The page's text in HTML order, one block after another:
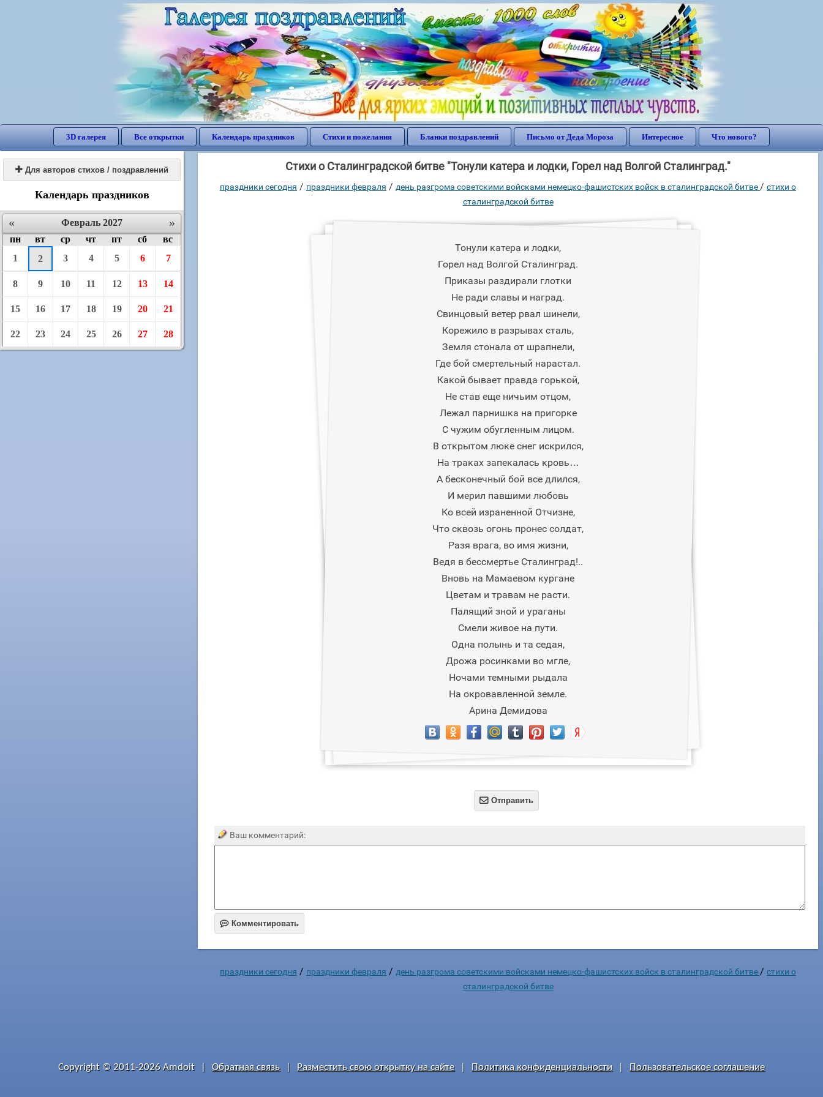
3D галерея Все открытки Календарь праздников Стихи и пожелания Бланки поздравлений Письмо от Деда Мороза Интересное Что нового?
 Для авторов стихов / поздравлений
Календарь праздников
« »
Февраль 2027
пн
вт ср чт пт сб
вс
1
2 3 4 5 6 7
8 9 10 11 12 13 14
15 16 17 18 19 20 21
22 23 24 25 26 27 28
Стихи о Сталинградской битве "Тонули катера и лодки, Горел над Волгой Сталинград."
праздники сегодня / праздники февраля / день разгрома советскими войсками немецко-фашистских войск в сталинградской битве/ стихи о
сталинградской битве
Тонули катера и лодки,
Горел над Волгой Сталинград.
Приказы раздирали глотки
Не ради славы и наград.
Свинцовый ветер рвал шинели,
Корежило в разрывах сталь,
Земля стонала от шрапнели,
Где бой смертельный нарастал.
Какой бывает правда горькой,
Не став еще ничьим отцом,
Лежал парнишка на пригорке
С чужим обугленным лицом.
В открытом люке снег искрился,
На траках запекалась кровь…
А бесконечный бой все длился,
И мерил павшими любовь
Ко всей израненной Отчизне,
Что сквозь огонь пронес солдат,
Разя врага, во имя жизни,
Ведя в бессмертье Сталинград!..
Вновь на Мамаевом кургане
Цветам и травам не расти.
Палящий зной и ураганы
Смели живое на пути.
Одна полынь и та седая,
Дрожа росинками во мгле,
Ночами темными рыдала
На окровавленной земле.
Арина Демидова
 Отправить
Ваш комментарий:
 Комментировать
праздники сегодня / праздники февраля / день разгрома советскими войсками немецко-фашистских войск в сталинградской битве/ стихи о
сталинградской битве
Copyright © 2011-2026 Amdoit Обратная связь Разместить свою открытку на сайте Политика конфиденциальности Пользовательское соглашение